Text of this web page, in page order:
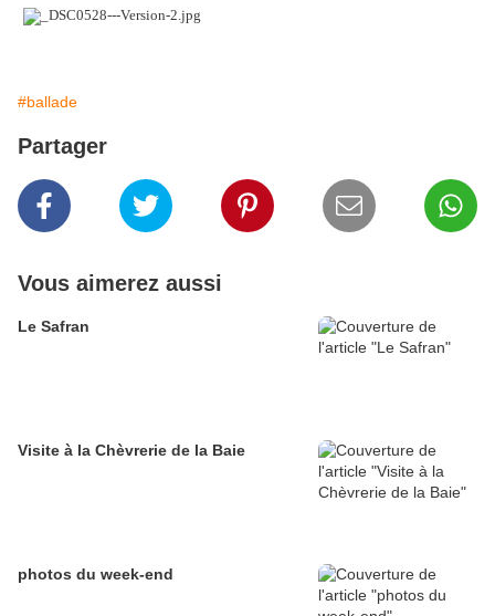
#ballade
Partager
Vous aimerez aussi
Le Safran
Visite à la Chèvrerie de la Baie
photos du week-end